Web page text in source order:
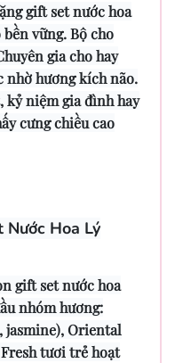
gift set nước hoa
vững. Bộ cho
gia cho hay
nhờ hương kích não.
kỷ niệm gia đình hay
cưng chiều cao
Hoa Lý
gift set nước hoa
nhóm hương:
jasmine), Oriental
tươi trẻ hoạt